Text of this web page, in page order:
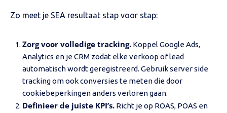
Zo meet je SEA resultaat stap voor stap:
Zorg voor volledige tracking. Koppel Google Ads,
Analytics en je CRM zodat elke verkoop of lead
automatisch wordt geregistreerd. Gebruik server side
tracking om ook conversies te meten die door
cookiebeperkingen anders verloren gaan.
Definieer de juiste KPI’s. Richt je op ROAS, POAS en